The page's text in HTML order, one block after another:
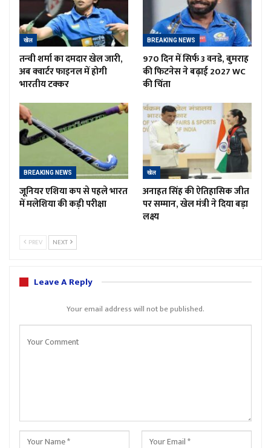
खेल
तन्वी शर्मा का दमदार खेल जारी,
अब क्वार्टर फाइनल में होगी
भारतीय टक्कर
BREAKING NEWS
970 दिन में सिर्फ 3 वनडे, बुमराह
की फिटनेस ने बढ़ाई 2027 WC
की चिंता
BREAKING NEWS
जूनियर एशिया कप से पहले भारत
में मलेशिया की कड़ी परीक्षा
खेल
अनाहत सिंह की ऐतिहासिक जीत
पर सम्मान, खेल मंत्री ने दिया बड़ा
लक्ष्य
PREV NEXT
Leave A Reply
Your email address will not be published.